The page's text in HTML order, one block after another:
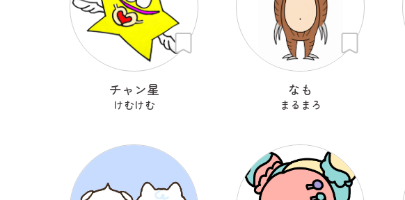
チャン星
けむけむ
なも
まるまろ